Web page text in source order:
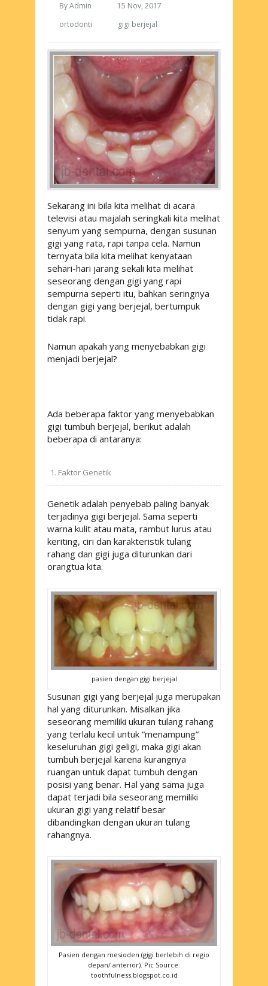
ByAdmin
15 Nov, 2017
ortodonti
gigi berjejal
Sekarang ini bila kita melihat di acara
televisi atau majalah seringkali kita melihat
senyum yang sempurna, dengan susunan
gigi yang rata, rapi tanpa cela. Namun
ternyata bila kita melihat kenyataan
sehari-hari jarang sekali kita melihat
seseorang dengan gigi yang rapi
sempurna seperti itu, bahkan seringnya
dengan gigi yang berjejal, bertumpuk
tidak rapi.
Namun apakah yang menyebabkan gigi
menjadi berjejal?
Ada beberapa faktor yang menyebabkan
gigi tumbuh berjejal, berikut adalah
beberapa di antaranya:
Faktor Genetik
Genetik adalah penyebab paling banyak
terjadinya gigi berjejal. Sama seperti
warna kulit atau mata, rambut lurus atau
keriting, ciri dan karakteristik tulang
rahang dan gigi juga diturunkan dari
orangtua kita.
pasien dengan gigi berjejal
Susunan gigi yang berjejal juga merupakan
hal yang diturunkan. Misalkan jika
seseorang memiliki ukuran tulang rahang
yang terlalu kecil untuk “menampung”
keseluruhan gigi geligi, maka gigi akan
tumbuh berjejal karena kurangnya
ruangan untuk dapat tumbuh dengan
posisi yang benar. Hal yang sama juga
dapat terjadi bila seseorang memiliki
ukuran gigi yang relatif besar
dibandingkan dengan ukuran tulang
rahangnya.
Pasien dengan mesioden (gigi berlebih di regio
depan/ anterior). Pic Source:
toothfulness.blogspot.co.id